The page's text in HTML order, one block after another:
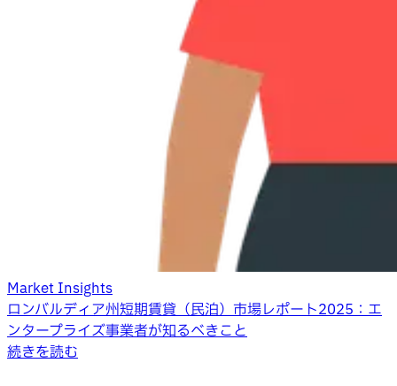
Market Insights
ロンバルディア州短期賃貸（民泊）市場レポート2025：エ
ンタープライズ事業者が知るべきこと
続きを読む